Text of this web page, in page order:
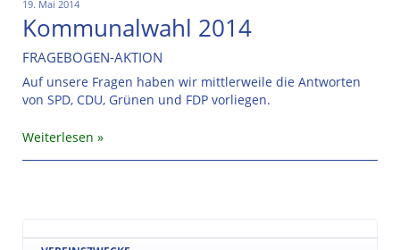
19. Mai 2014
Kommunalwahl 2014
FRAGEBOGEN-AKTION
Auf unsere Fragen haben wir mittlerweile die Antworten
von SPD, CDU, Grünen und FDP vorliegen.
Weiterlesen